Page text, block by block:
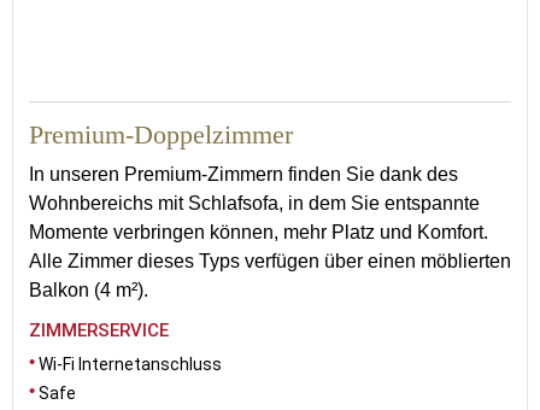
Premium-Doppelzimmer
In unseren Premium-Zimmern finden Sie dank des
Wohnbereichs mit Schlafsofa, in dem Sie entspannte
Momente verbringen können, mehr Platz und Komfort.
Alle Zimmer dieses Typs verfügen über einen möblierten
Balkon (4 m²).
ZIMMERSERVICE
Wi-Fi Internetanschluss
Safe